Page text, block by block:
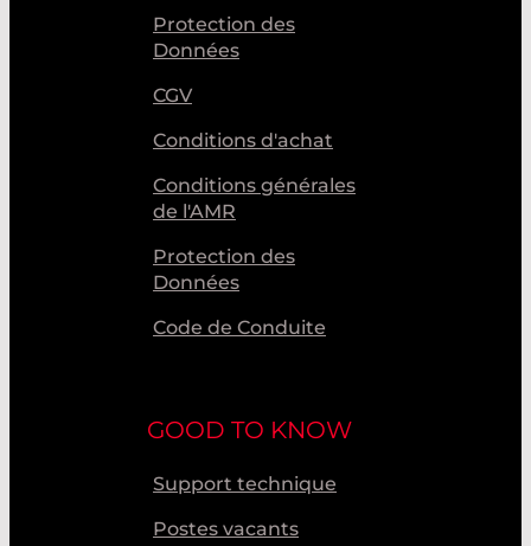
Protection des
Données
CGV
Conditions d'achat
Conditions générales
de l'AMR
Protection des
Données
Code de Conduite
GOOD TO KNOW
Support technique
Postes vacants